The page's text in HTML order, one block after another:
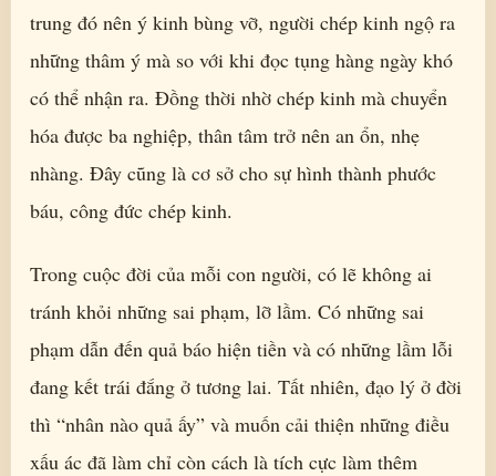
trung đó nên ý kinh bùng vỡ, người chép kinh ngộ ra
những thâm ý mà so với khi đọc tụng hàng ngày khó
có thể nhận ra. Đồng thời nhờ chép kinh mà chuyển
hóa được ba nghiệp, thân tâm trở nên an ổn, nhẹ
nhàng. Đây cũng là cơ sở cho sự hình thành phước
báu, công đức chép kinh.
Trong cuộc đời của mỗi con người, có lẽ không ai
tránh khỏi những sai phạm, lỡ lầm. Có những sai
phạm dẫn đến quả báo hiện tiền và có những lầm lỗi
đang kết trái đắng ở tương lai. Tất nhiên, đạo lý ở đời
thì “nhân nào quả ấy” và muốn cải thiện những điều
xấu ác đã làm chỉ còn cách là tích cực làm thêm